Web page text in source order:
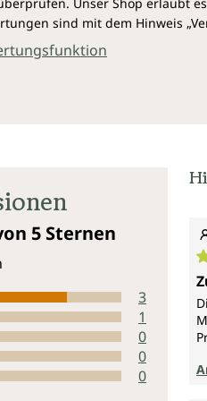
sind mit dem Hinweis
5 Sternen
3
1
0
0
0